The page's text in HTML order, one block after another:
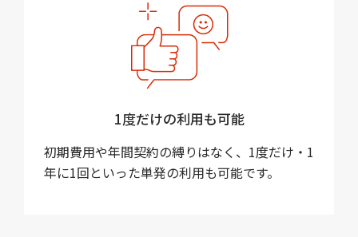
1度だけの利用も可能
初期費用や年間契約の縛りはなく、1度だけ・1
年に1回といった単発の利用も可能です。